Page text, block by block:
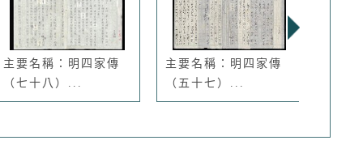
主要名稱：明四家傳
（七十八）...
主要名稱：明四家傳
（五十七）...